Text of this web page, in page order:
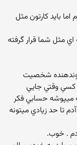
اما بايد كارتون مثل
خانوم با سليقه اي مثل شما قرار گرفته
شخصيت
كسي وقتي جايي
ميپوشه حسابي فكر
تا حد زيادي ميتونه
. خوب.